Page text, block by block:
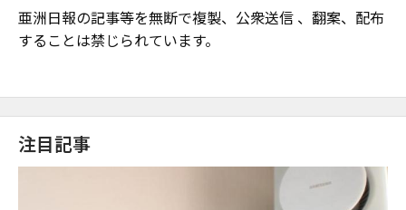
亜洲日報の記事等を無断で複製、公衆送信 、翻案、配布
することは禁じられています。
注目記事